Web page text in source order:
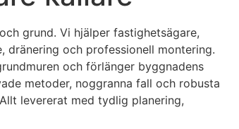
grund. Vi hjälper fastighetsägare,
och professionell montering.
och förlänger byggnadens
metoder, noggranna fall och robusta
levererat med tydlig planering,